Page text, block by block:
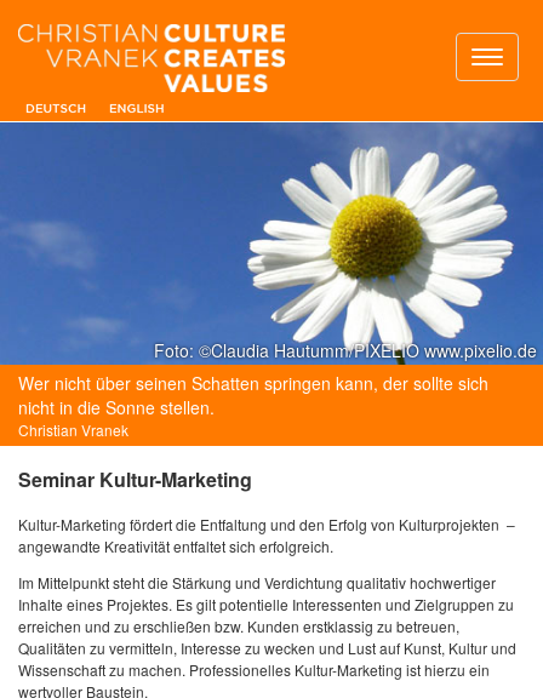
Foto: ©Claudia Hautumm/PIXELIO www.pixelio.de
Wer nicht über seinen Schatten springen kann, der sollte sich
nicht in die Sonne stellen.
Christian Vranek
Seminar Kultur-Marketing
Kultur-Marketing fördert die Entfaltung und den Erfolg von Kulturprojekten –
angewandte Kreativität entfaltet sich erfolgreich.
Im Mittelpunkt steht die Stärkung und Verdichtung qualitativ hochwertiger
Inhalte eines Projektes. Es gilt potentielle Interessenten und Zielgruppen zu
erreichen und zu erschließen bzw. Kunden erstklassig zu betreuen,
Qualitäten zu vermitteln, Interesse zu wecken und Lust auf Kunst, Kultur und
Wissenschaft zu machen. Professionelles Kultur-Marketing ist hierzu ein
wertvoller Baustein.